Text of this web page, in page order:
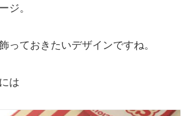
ジ。
っておきたいデザインですね。
は